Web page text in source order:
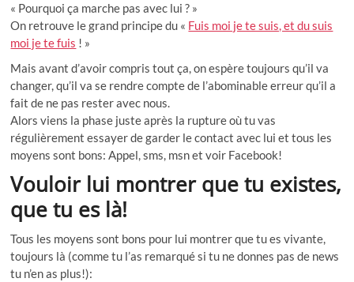
« Pourquoi ça marche pas avec lui ? »
On retrouve le grand principe du « Fuis moi je te suis, et du suis
moi je te fuis ! »
Mais avant d’avoir compris tout ça, on espère toujours qu’il va
changer, qu’il va se rendre compte de l’abominable erreur qu’il a
fait de ne pas rester avec nous.
Alors viens la phase juste après la rupture où tu vas
régulièrement essayer de garder le contact avec lui et tous les
moyens sont bons: Appel, sms, msn et voir Facebook!
Vouloir lui montrer que tu existes,
que tu es là!
Tous les moyens sont bons pour lui montrer que tu es vivante,
toujours là (comme tu l’as remarqué si tu ne donnes pas de news
tu n’en as plus!):